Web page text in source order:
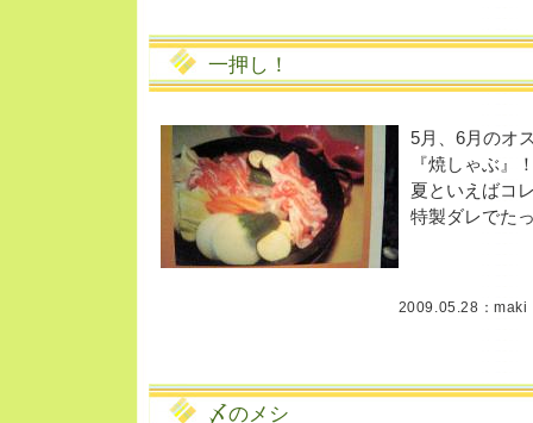
一押し！
5月、6月のオ
『焼しゃぶ』
夏といえばコ
特製ダレでた
2009.05.28：maki
〆のメシ